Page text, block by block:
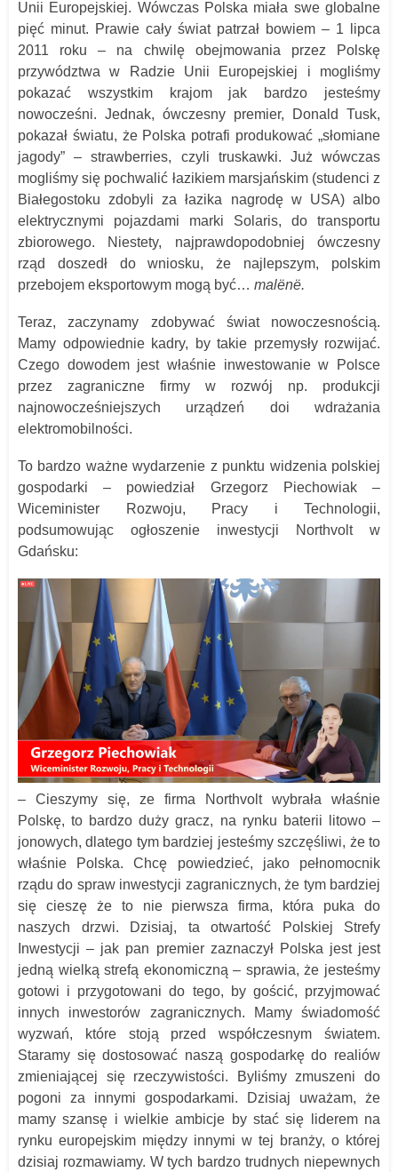
Unii Europejskiej. Wówczas Polska miała swe globalne
pięć minut. Prawie cały świat patrzał bowiem – 1 lipca
2011 roku – na chwilę obejmowania przez Polskę
przywództwa w Radzie Unii Europejskiej i mogliśmy
pokazać wszystkim krajom jak bardzo jesteśmy
nowocześni. Jednak, ówczesny premier, Donald Tusk,
pokazał światu, że Polska potrafi produkować „słomiane
jagody” – strawberries, czyli truskawki. Już wówczas
mogliśmy się pochwalić łazikiem marsjańskim (studenci z
Białegostoku zdobyli za łazika nagrodę w USA) albo
elektrycznymi pojazdami marki Solaris, do transportu
zbiorowego. Niestety, najprawdopodobniej ówczesny
rząd doszedł do wniosku, że najlepszym, polskim
przebojem eksportowym mogą być… malënë.
Teraz, zaczynamy zdobywać świat nowoczesnością.
Mamy odpowiednie kadry, by takie przemysły rozwijać.
Czego dowodem jest właśnie inwestowanie w Polsce
przez zagraniczne firmy w rozwój np. produkcji
najnowocześniejszych urządzeń doi wdrażania
elektromobilności.
To bardzo ważne wydarzenie z punktu widzenia polskiej
gospodarki – powiedział Grzegorz Piechowiak –
Wiceminister Rozwoju, Pracy i Technologii,
podsumowując ogłoszenie inwestycji Northvolt w
Gdańsku:
– Cieszymy się, ze firma Northvolt wybrała właśnie
Polskę, to bardzo duży gracz, na rynku baterii litowo –
jonowych, dlatego tym bardziej jesteśmy szczęśliwi, że to
właśnie Polska. Chcę powiedzieć, jako pełnomocnik
rządu do spraw inwestycji zagranicznych, że tym bardziej
się cieszę że to nie pierwsza firma, która puka do
naszych drzwi. Dzisiaj, ta otwartość Polskiej Strefy
Inwestycji – jak pan premier zaznaczył Polska jest jest
jedną wielką strefą ekonomiczną – sprawia, że jesteśmy
gotowi i przygotowani do tego, by gościć, przyjmować
innych inwestorów zagranicznych. Mamy świadomość
wyzwań, które stoją przed współczesnym światem.
Staramy się dostosować naszą gospodarkę do realiów
zmieniającej się rzeczywistości. Byliśmy zmuszeni do
pogoni za innymi gospodarkami. Dzisiaj uważam, że
mamy szansę i wielkie ambicje by stać się liderem na
rynku europejskim między innymi w tej branży, o której
dzisiaj rozmawiamy. W tych bardzo trudnych niepewnych